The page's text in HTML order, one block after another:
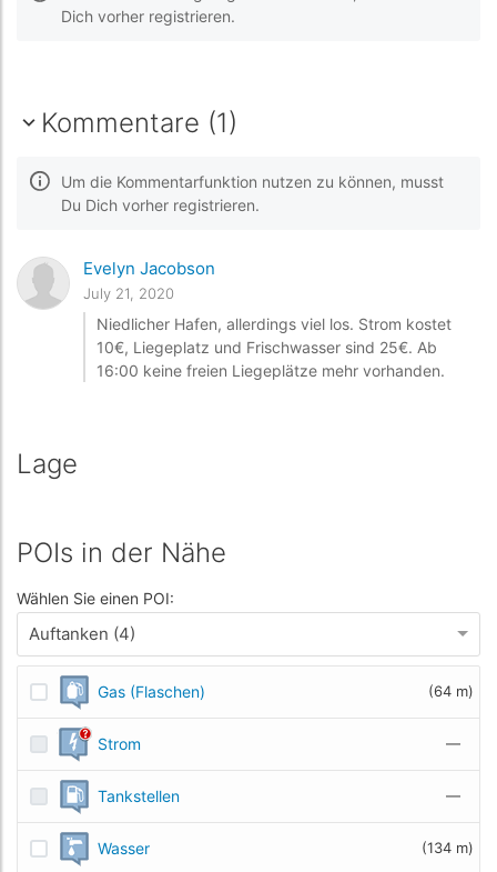
Dich vorher registrieren.
Kommentare (1)
Um die Kommentarfunktion nutzen zu können, musst
Du Dich vorher registrieren.
Evelyn Jacobson
July 21, 2020
Niedlicher Hafen, allerdings viel los. Strom kostet
10€, Liegeplatz und Frischwasser sind 25€. Ab
16:00 keine freien Liegeplätze mehr vorhanden.
Lage
POIs in der Nähe
Wählen Sie einen POI:
Auftanken (4)
Gas (Flaschen) (64 m)
Strom —
Tankstellen —
Wasser (134 m)